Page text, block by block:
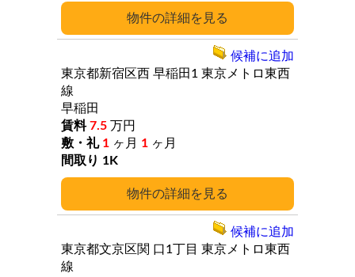
詳細
詳細
東京都新宿区西 早稲田1 東京メトロ東西
線
早稲田
7.5 万円
1 ヶ月 1 ヶ月
1K
候補に追加
東京都文京区関 口1丁目 東京メトロ東西
線
候補に追加